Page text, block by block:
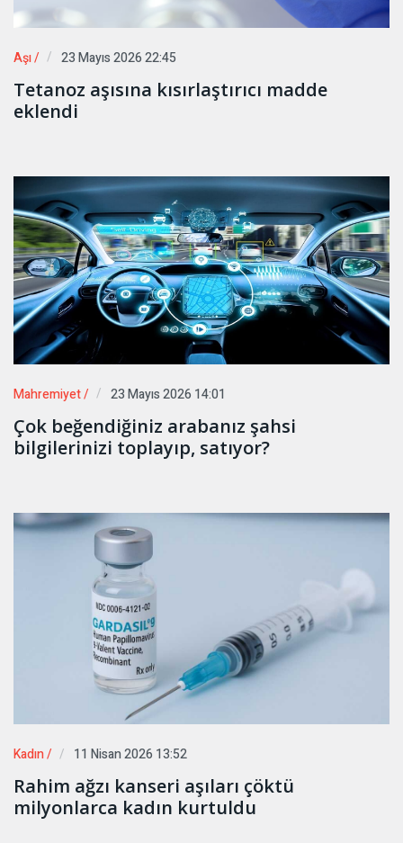
Aşı / 23 Mayıs 2026 22:45
Tetanoz aşısına kısırlaştırıcı madde
eklendi
Mahremiyet / 23 Mayıs 2026 14:01
Çok beğendiğiniz arabanız şahsi
bilgilerinizi toplayıp, satıyor?
Kadın / 11 Nisan 2026 13:52
Rahim ağzı kanseri aşıları çöktü
milyonlarca kadın kurtuldu